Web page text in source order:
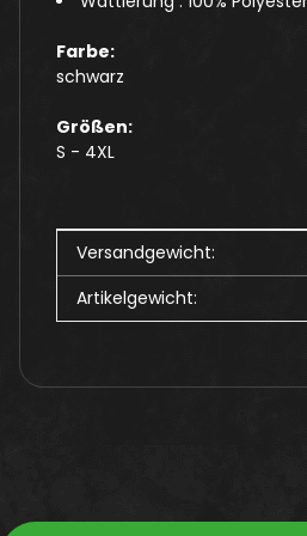
Farbe:
schwarz
Größen:
S - 4XL
Produkteigenschaft
Wert
Versandgewicht:
Artikelgewicht: